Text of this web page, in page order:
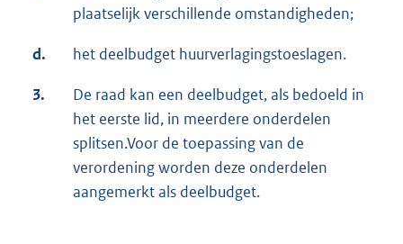
plaatselijk verschillende omstandigheden;
d. het deelbudget huurverlagingstoeslagen.
3.
De raad kan een deelbudget, als bedoeld in
het eerste lid, in meerdere onderdelen
splitsen.Voor de toepassing van de
verordening worden deze onderdelen
aangemerkt als deelbudget.